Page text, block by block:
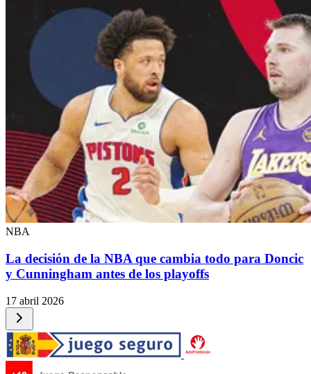
NBA
La decisión de la NBA que cambia todo para Doncic
y Cunningham antes de los playoffs
17 abril 2026